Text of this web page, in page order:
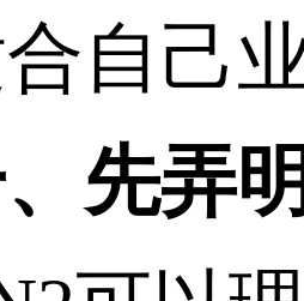
自己
弄明